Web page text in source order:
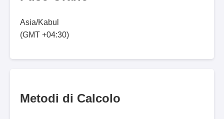
Asia/Kabul
(GMT +04:30)
Metodi di Calcolo